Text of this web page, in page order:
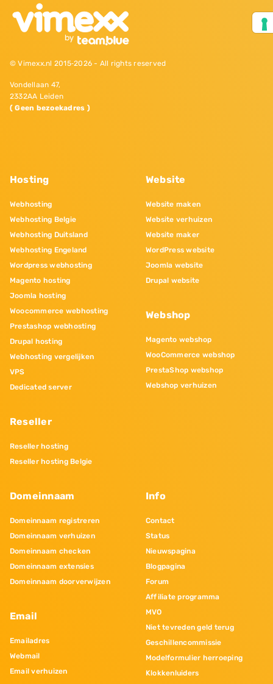
© Vimexx.nl 2015‐2026 - All rights reserved
Vondellaan 47,
2332AA Leiden
( Geen bezoekadres )
Hosting
Webhosting
Webhosting Belgie
Webhosting Duitsland
Webhosting Engeland
Wordpress webhosting
Magento hosting
Joomla hosting
Woocommerce webhosting
Prestashop webhosting
Drupal hosting
Webhosting vergelijken
VPS
Dedicated server
Reseller
Reseller hosting
Reseller hosting Belgie
Website
Website maken
Website verhuizen
Website maker
WordPress website
Joomla website
Drupal website
Webshop
Magento webshop
WooCommerce webshop
PrestaShop webshop
Webshop verhuizen
Domeinnaam
Domeinnaam registreren
Domeinnaam verhuizen
Domeinnaam checken
Domeinnaam extensies
Domeinnaam doorverwijzen
Email
Emailadres
Webmail
Email verhuizen
Info
Contact
Status
Nieuwspagina
Blogpagina
Forum
Affiliate programma
MVO
Niet tevreden geld terug
Geschillencommissie
Modelformulier herroeping
Klokkenluiders